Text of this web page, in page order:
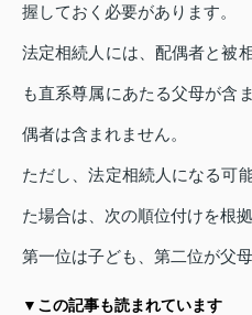
握しておく必要があります。
法定相続人には、配偶者と被
も直系尊属にあたる父母が含
偶者は含まれません。
ただし、法定相続人になる可
た場合は、次の順位付けを根
第一位は子ども、第二位が父
▼この記事も読まれています